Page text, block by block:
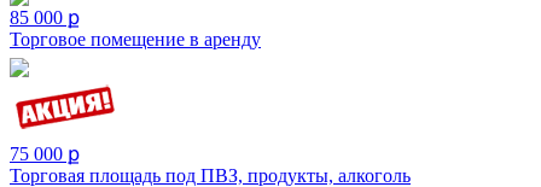
85 000 ք
Торговое помещение в аренду
75 000 ք
Торговая площадь под ПВЗ, продукты, алкоголь